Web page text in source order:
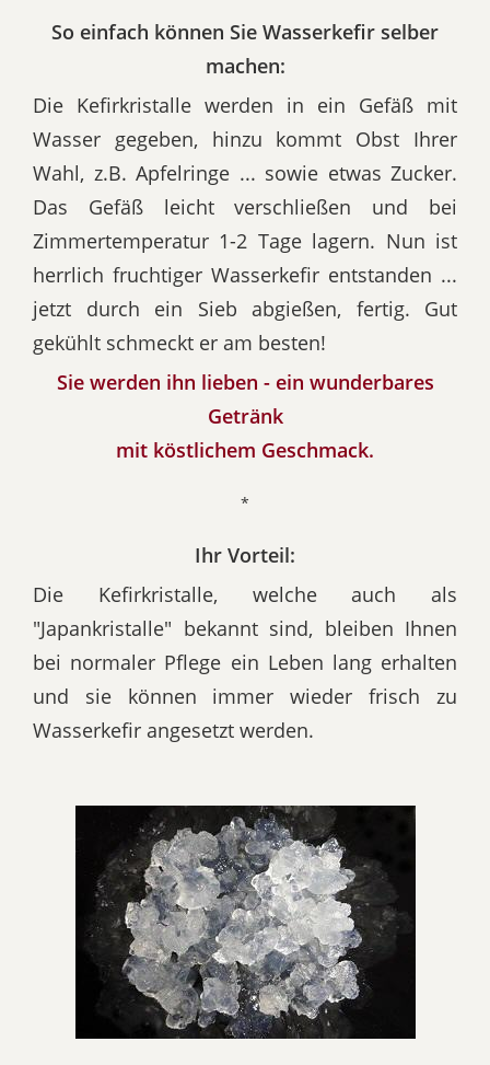
So einfach können Sie Wasserkefir selber
machen:
Die Kefirkristalle werden in ein Gefäß mit
Wasser gegeben, hinzu kommt Obst Ihrer
Wahl, z.B. Apfelringe ... sowie etwas Zucker.
Das Gefäß leicht verschließen und bei
Zimmertemperatur 1-2 Tage lagern. Nun ist
herrlich fruchtiger Wasserkefir entstanden ...
jetzt durch ein Sieb abgießen, fertig. Gut
gekühlt schmeckt er am besten!
Sie werden ihn lieben - ein wunderbares
Getränk
mit köstlichem Geschmack.
*
Ihr Vorteil:
Die Kefirkristalle, welche auch als
"Japankristalle" bekannt sind, bleiben Ihnen
bei normaler Pflege ein Leben lang erhalten
und sie können immer wieder frisch zu
Wasserkefir angesetzt werden.